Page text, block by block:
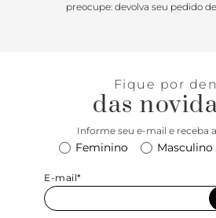
preocupe: devolva seu pedido
Fique por
das
Informe seu e-mail e receba
Feminino Masculino
E-mail*